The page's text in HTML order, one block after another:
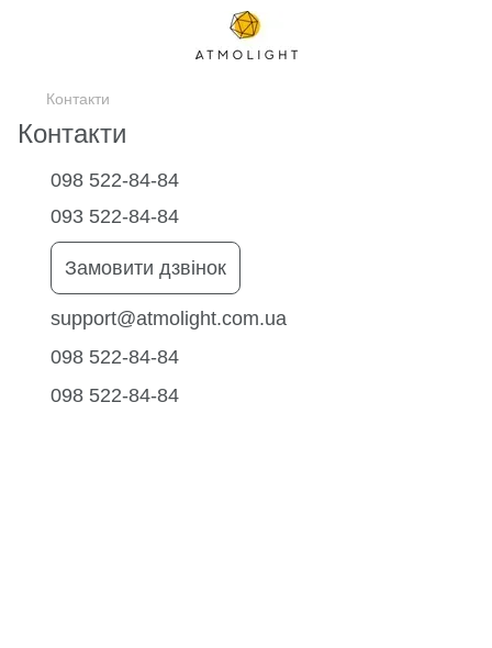
Контакти
Контакти
098 522-84-84
093 522-84-84
Замовити дзвінок
support@atmolight.com.ua
098 522-84-84
098 522-84-84